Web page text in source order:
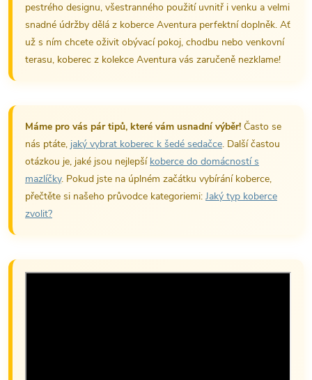
pestrého designu, všestranného použití uvnitř i venku a velmi
snadné údržby dělá z koberce Aventura perfektní doplněk. Ať
už s ním chcete oživit obývací pokoj, chodbu nebo venkovní
terasu, koberec z kolekce Aventura vás zaručeně nezklame!
Máme pro vás pár tipů, které vám usnadní výběr! Často se
nás ptáte, jaký vybrat koberec k šedé sedačce. Další častou
otázkou je, jaké jsou nejlepší koberce do domácností s
mazlíčky. Pokud jste na úplném začátku vybírání koberce,
přečtěte si našeho průvodce kategoriemi: Jaký typ koberce
zvolit?